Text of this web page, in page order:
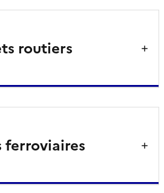
routiers
ferroviaires